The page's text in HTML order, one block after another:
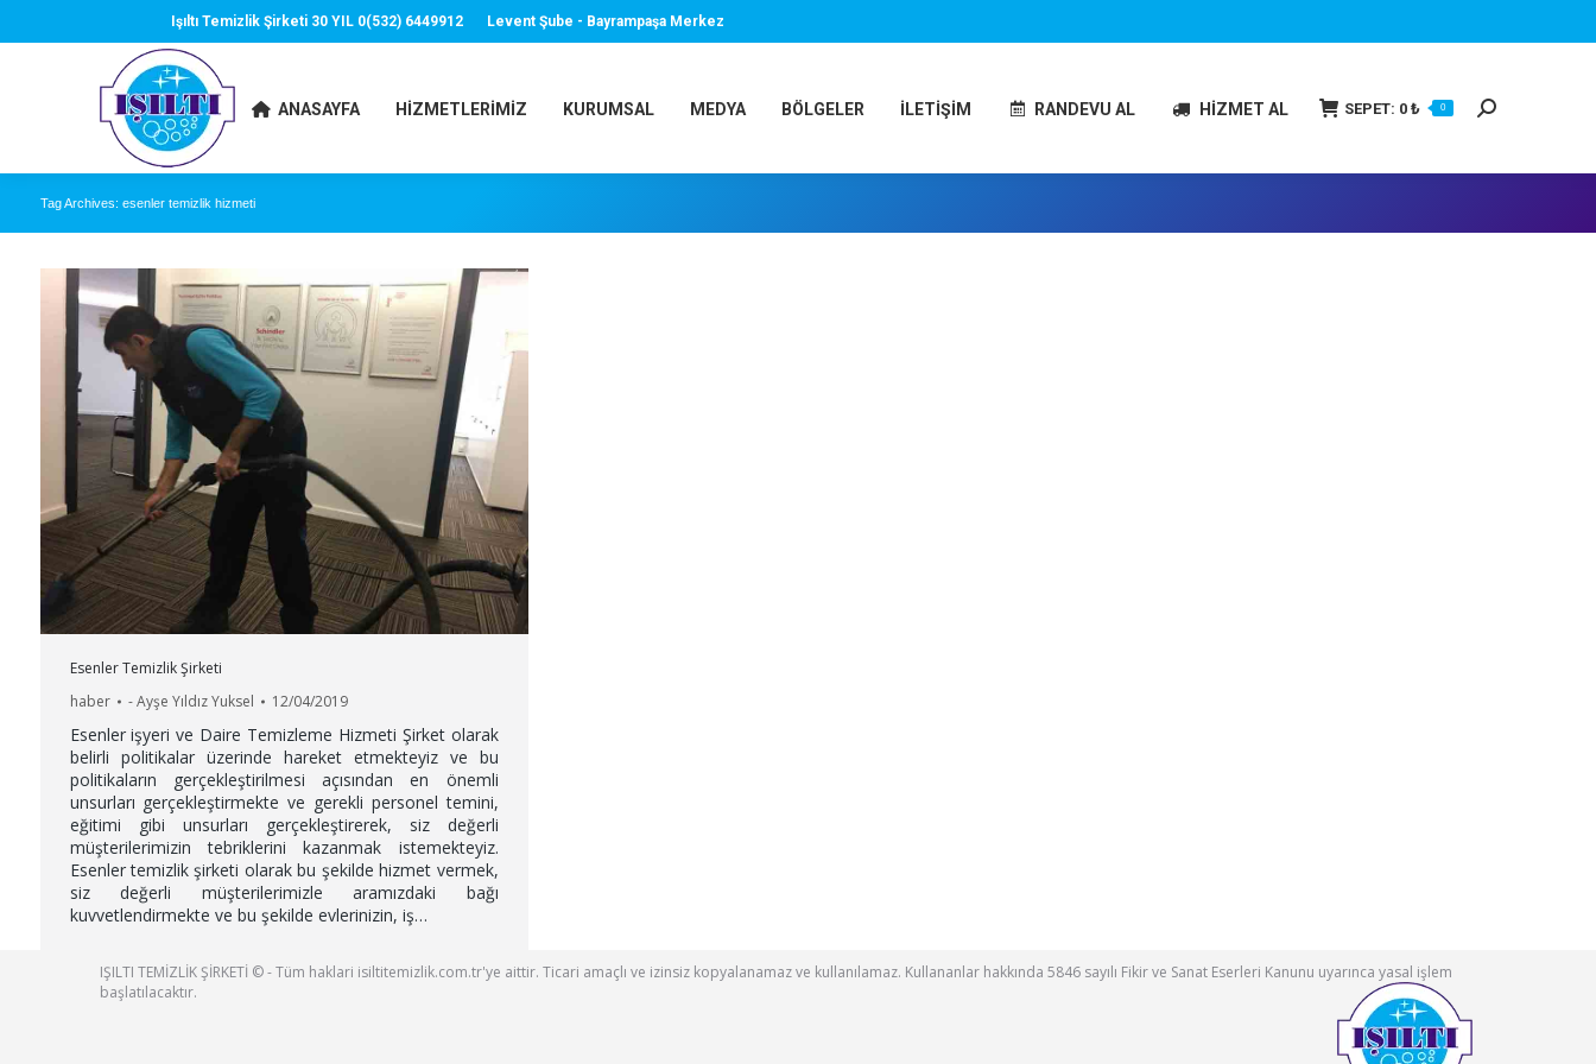
Işıltı Temizlik Şirketi 30 YIL 0(532) 6449912 Levent Şube - Bayrampaşa Merkez
ANASAYFA HIZMETLERIMIZ KURUMSAL MEDYA BÖLGELER İLETIŞIM RANDEVU AL HİZMET AL SEPET: 0₺ 0 Search:
Tag Archives: esenler temizlik hizmeti
Esenler Temizlik Şirketi
haber
-Ayşe Yıldız Yuksel 12/04/2019
Esenler işyeri ve Daire Temizleme Hizmeti Şirket olarak
belirli politikalar üzerinde hareket etmekteyiz ve bu
politikaların gerçekleştirilmesi açısından en önemli
unsurları gerçekleştirmekte ve gerekli personel temini,
eğitimi gibi unsurları gerçekleştirerek, siz değerli
müşterilerimizin tebriklerini kazanmak istemekteyiz.
Esenler temizlik şirketi olarak bu şekilde hizmet vermek,
siz değerli müşterilerimizle aramızdaki bağı
kuvvetlendirmekte ve bu şekilde evlerinizin, iş…
IŞILTI TEMİZLİK ŞİRKETİ © - Tüm haklari isiltitemizlik.com.tr'ye aittir. Ticari amaçlı ve izinsiz kopyalanamaz ve kullanılamaz. Kullananlar hakkında 5846 sayılı Fikir ve Sanat Eserleri Kanunu uyarınca yasal işlem
başlatılacaktır.